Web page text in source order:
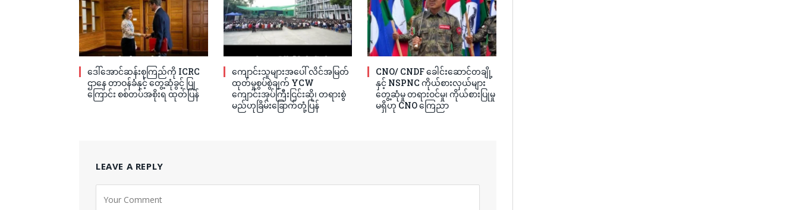
ဒေါ်အောင်ဆန်းစုကြည်ကို ICRC
ဌာနေ တာဝန်ခံနှင့် တွေ့ဆုံခွင့် ပြု
ကြောင်း စစ်တပ်အစိုးရ ထုတ်ပြန်
ကျောင်းသူများအပေါ် လိင်အမြတ်
ထုတ်မှုစွပ်စွဲချက် YCW
ကျောင်းအုပ်ကြီးငြင်းဆို၊ တရားစွဲ
မည်ဟုခြိမ်းခြောက်တုံ့ပြန်
CNO/ CNDF ခေါင်းဆောင်တချို့
နှင့် NSPNC ကိုယ်စားလှယ်များ
တွေ့ဆုံမှု တရားဝင်မှု၊ ကိုယ်စားပြုမှု
မရှိဟု CNO ကြေညာ
LEAVE A REPLY